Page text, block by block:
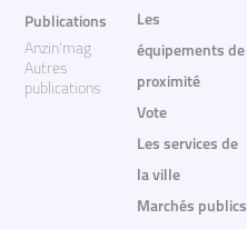
Publications
Anzin'mag
Autres
publications
Les
équipements de
proximité
Vote
Les services de
la ville
Marchés publics